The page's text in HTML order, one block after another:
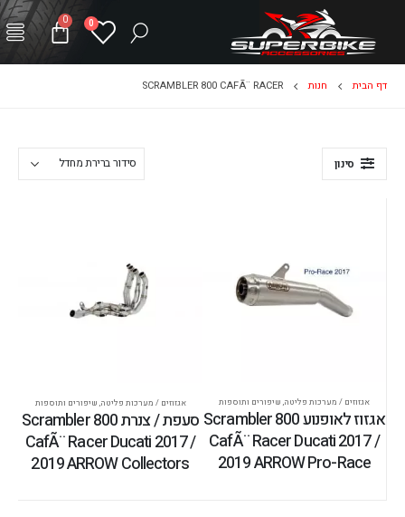
0
0
דף הבית חנות SCRAMBLER 800 CAFÃ¨ RACER
סינון
אגזוזים / מערכות פליטה, שיפורים ותוספות
אגזוז לאופנוע Scrambler 800
CafÃ¨ Racer Ducati 2017 /
2019 ARROW Pro-Race
אגזוזים / מערכות פליטה, שיפורים ותוספות
סעפת / צנרת Scrambler 800
CafÃ¨ Racer Ducati 2017 /
2019 ARROW Collectors